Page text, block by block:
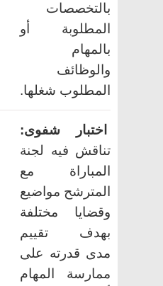
بالتخصصات
المطلوبة أو
بالمهام
والوظائف
المطلوب شغلها.
اختبار شفوى:
تناقش فيه لجنة
المباراة مع
المترشح مواضيع
وقضايا مختلفة
بهدف تقييم
مدى قدرته على
ممارسة المهام